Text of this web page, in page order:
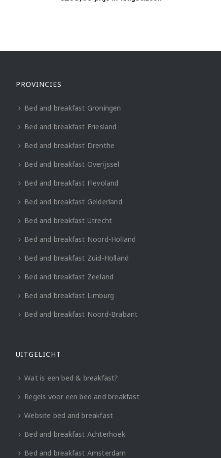
PROVINCIES
Bed and breakfast Groningen
Bed and breakfast Friesland
Bed and breakfast Drenthe
Bed and breakfast Overijssel
Bed and breakfast Flevoland
Bed and breakfast Gelderland
Bed and breakfast Utrecht
Bed and breakfast Noord-Holland
Bed and breakfast Zuid-Holland
Bed and breakfast Zeeland
Bed and breakfast Limburg
Bed and breakfast Noord-Brabant
UITGELICHT
Wat is een bed & breakfast?
Regels voor een bed and breakfast
Website bed and breakfast
Bed and breakfast Achterhoek
Bed and breakfast Amsterdam